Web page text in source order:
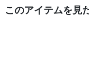
このアイテムを見